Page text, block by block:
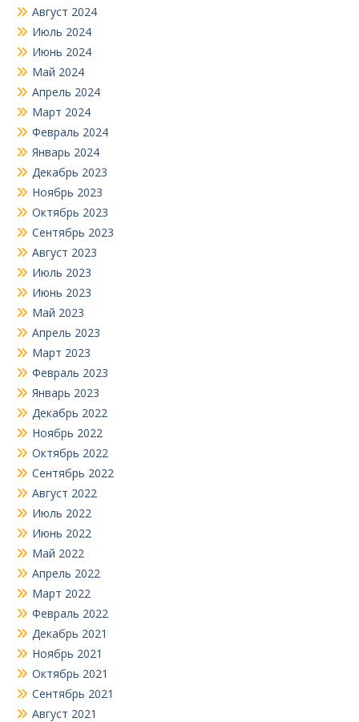
Август 2024
Июль 2024
Июнь 2024
Май 2024
Апрель 2024
Март 2024
Февраль 2024
Январь 2024
Декабрь 2023
Ноябрь 2023
Октябрь 2023
Сентябрь 2023
Август 2023
Июль 2023
Июнь 2023
Май 2023
Апрель 2023
Март 2023
Февраль 2023
Январь 2023
Декабрь 2022
Ноябрь 2022
Октябрь 2022
Сентябрь 2022
Август 2022
Июль 2022
Июнь 2022
Май 2022
Апрель 2022
Март 2022
Февраль 2022
Декабрь 2021
Ноябрь 2021
Октябрь 2021
Сентябрь 2021
Август 2021